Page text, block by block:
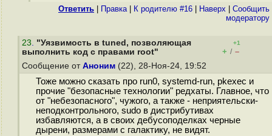
Ответить Правка| К родителю #16 Наверх
Cообщить
модератору
23. "Уязвимость в tuned, позволяющая
выполнить код с правами root"
+1
+ / –
Сообщение от Аноним (22), 28-Ноя-24, 19:52
Тоже можно сказать про run0, systemd-run, pkexec и
прочие "безопасные технологии" редхаты. Главное, что
от "небезопасного", чужого, а также - неприятельски-
неподконтрольного, sudo в дистрибутивах
избавляются, а в своих дебусоподелках черные
дырени, размерами с галактику, не видят.